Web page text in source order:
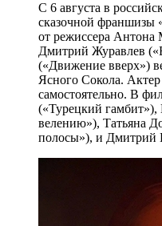
С 6 августа в
сказочной франшизы
от режиссера
Дмитрий Журавлев
(«Движение вверх»)
Ясного Сокола.
самостоятельно. В
(«Турецкий
велению»), Татьяна
полосы»), и Дмитрий